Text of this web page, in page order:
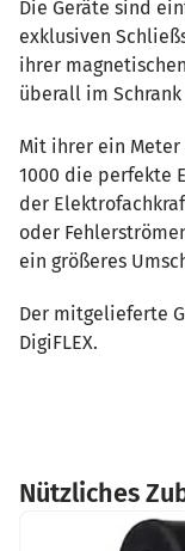
Die Geräte sind
exklusiven
ihrer
überall im
Mit ihrer ein Meter
1000 die perfekte
der
oder
ein größeres
Der mitgelieferte
DigiFLEX.
Nützliches